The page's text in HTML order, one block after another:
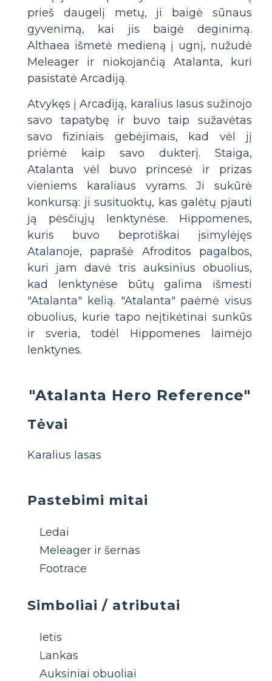
prieš daugelį metų, ji baigė sūnaus
gyvenimą, kai jis baigė deginimą.
Althaea išmetė medieną į ugnį, nužudė
Meleager ir niokojančią Atalanta, kuri
pasistatė Arcadiją.
Atvykęs į Arcadiją, karalius Iasus sužinojo
savo tapatybę ir buvo taip sužavėtas
savo fiziniais gebėjimais, kad vėl jį
priėmė kaip savo dukterį. Staiga,
Atalanta vėl buvo princesė ir prizas
vieniems karaliaus vyrams. Ji sukūrė
konkursą: ji susituoktų, kas galėtų pjauti
ją pėsčiųjų lenktynėse. Hippomenes,
kuris buvo beprotiškai įsimylėjęs
Atalanoje, paprašė Afroditos pagalbos,
kuri jam davė tris auksinius obuolius,
kad lenktynėse būtų galima išmesti
"Atalanta" kelią. "Atalanta" paėmė visus
obuolius, kurie tapo neįtikėtinai sunkūs
ir sveria, todėl Hippomenes laimėjo
lenktynes.
"Atalanta Hero Reference"
Tėvai
Karalius Iasas
Pastebimi mitai
Ledai
Meleager ir šernas
Footrace
Simboliai / atributai
Ietis
Lankas
Auksiniai obuoliai